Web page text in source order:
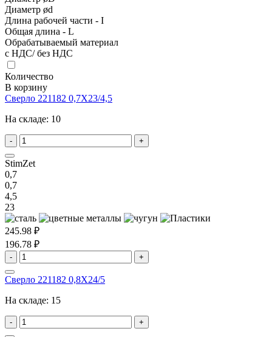
Диаметр ød
Длина рабочей части - I
Общая длина - L
Обрабатываемый материал
с НДС/ без НДС
Количество
В корзину
Сверло 221182 0,7X23/4,5
На складе: 10
- +
StimZet
0,7
0,7
4,5
23
245.98 ₽
196.78 ₽
- +
Сверло 221182 0,8X24/5
На складе: 15
- +